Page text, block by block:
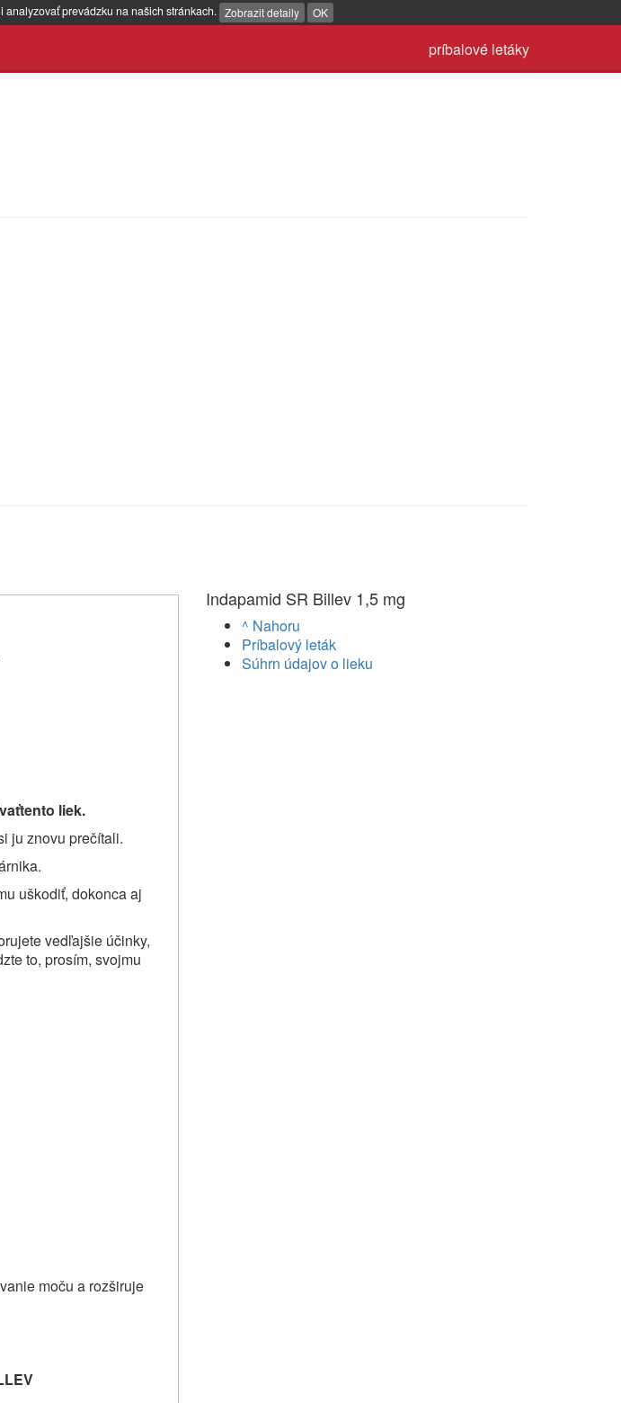
prevádzku na našich stránkach. Zobrazit detaily OK
príbalové letáky
tento liek.
ju znovu prečítali.
uškodiť, dokonca aj
vedľajšie účinky,
to, prosím, svojmu
moču a rozširuje
Indapamid SR Billev 1,5 mg
^ Nahoru
Príbalový leták
Súhrn údajov o lieku